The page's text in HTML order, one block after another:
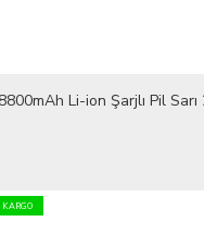
Li-ion Şarjlı Pil Sarı